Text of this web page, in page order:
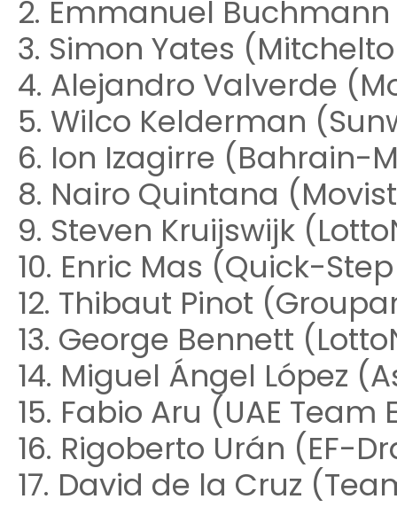
2. Emmanuel
3. Simon Yates
4. Alejandro Valverde
5. Wilco Kelderman
6. Ion Izagirre (Bahrain-
8. Nairo Quintana
9. Steven Kruijswijk
10. Enric Mas (Quick-
12. Thibaut Pinot
13. George Bennett
14. Miguel Ángel López
15. Fabio Aru (UAE Team
16. Rigoberto Urán (EF-
17. David de la Cruz